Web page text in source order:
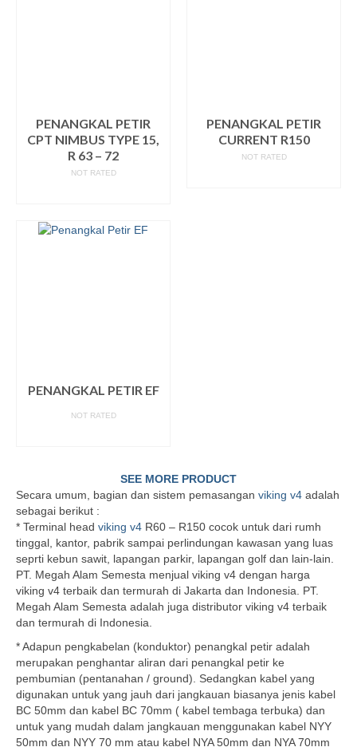
PENANGKAL PETIR
CPT NIMBUS TYPE 15,
R 63 – 72
NOT RATED
PENANGKAL PETIR
CURRENT R150
NOT RATED
PENANGKAL PETIR EF
NOT RATED
SEE MORE PRODUCT
Secara umum, bagian dan sistem pemasangan viking v4 adalah
sebagai berikut :
* Terminal head viking v4 R60 – R150 cocok untuk dari rumh
tinggal, kantor, pabrik sampai perlindungan kawasan yang luas
seprti kebun sawit, lapangan parkir, lapangan golf dan lain-lain.
PT. Megah Alam Semesta menjual viking v4 dengan harga
viking v4 terbaik dan termurah di Jakarta dan Indonesia. PT.
Megah Alam Semesta adalah juga distributor viking v4 terbaik
dan termurah di Indonesia.
* Adapun pengkabelan (konduktor) penangkal petir adalah
merupakan penghantar aliran dari penangkal petir ke
pembumian (pentanahan / ground). Sedangkan kabel yang
digunakan untuk yang jauh dari jangkauan biasanya jenis kabel
BC 50mm dan kabel BC 70mm ( kabel tembaga terbuka) dan
untuk yang mudah dalam jangkauan menggunakan kabel NYY
50mm dan NYY 70 mm atau kabel NYA 50mm dan NYA 70mm